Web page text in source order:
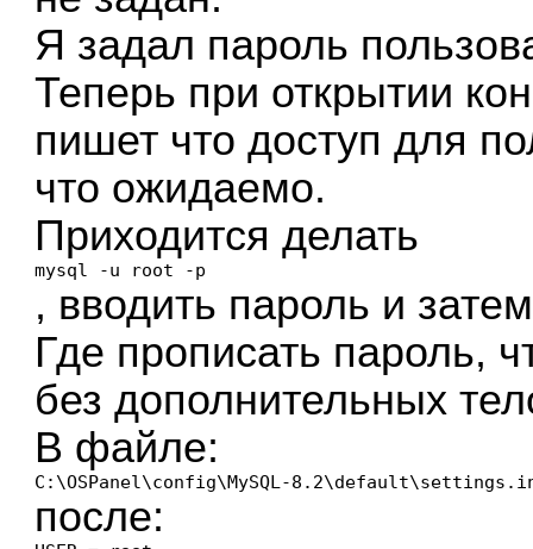
Я задал пароль
Теперь при открытии
пишет что доступ для
что ожидаемо.
Приходится делать
mysql -u root -p
, вводить пароль и
Где прописать пароль,
без дополнительных
В файле:
C:\OSPanel\config\MySQL-
после: